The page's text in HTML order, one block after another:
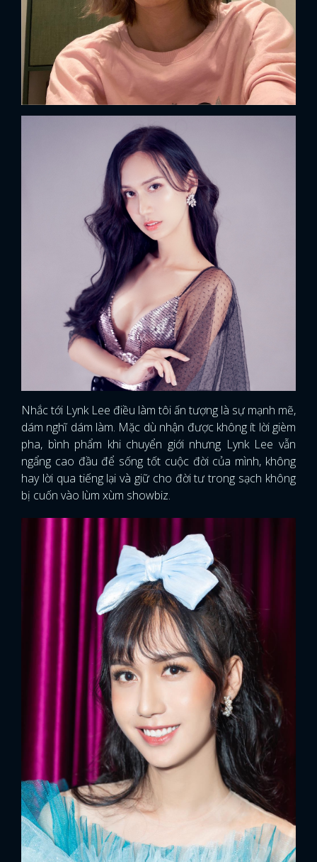
Nhắc tới Lynk Lee điều làm tôi ấn tượng là sự mạnh mẽ,
dám nghĩ dám làm. Mặc dù nhận được không ít lời gièm
pha, bình phẩm khi chuyển giới nhưng Lynk Lee vẫn
ngẩng cao đầu để sống tốt cuộc đời của mình, không
hay lời qua tiếng lại và giữ cho đời tư trong sạch không
bị cuốn vào lùm xùm showbiz.